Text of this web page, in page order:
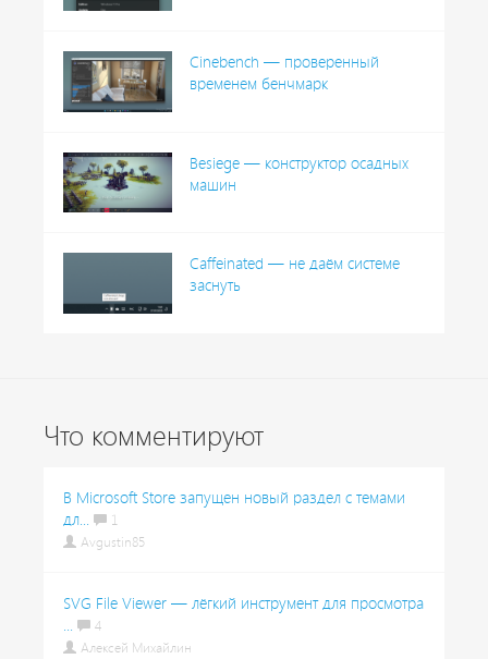
Cinebench — проверенный
временем бенчмарк
Besiege — конструктор осадных
машин
Caffeinated — не даём системе
заснуть
Что комментируют
В Microsoft Store запущен новый раздел с темами
дл...
1
Avgustin85
SVG File Viewer — лёгкий инструмент для просмотра
...
4
Алексей Михайлин